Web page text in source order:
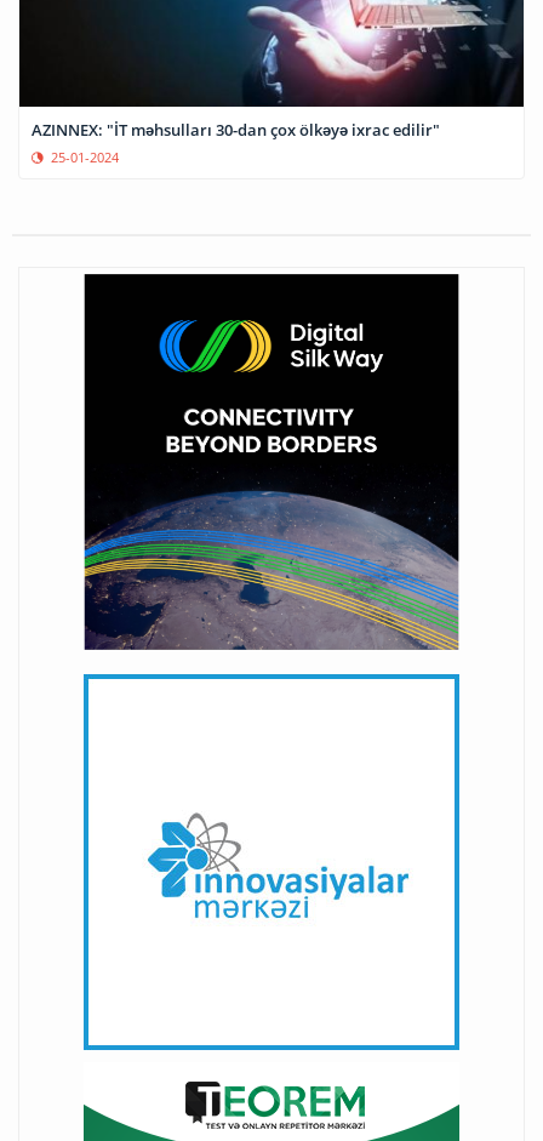
AZINNEX: "İT məhsulları 30-dan çox ölkəyə ixrac edilir"
25-01-2024